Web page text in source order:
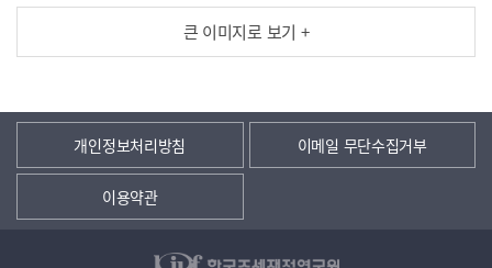
큰 이미지로 보기 +
개인정보처리방침 이메일 무단수집거부
이용약관